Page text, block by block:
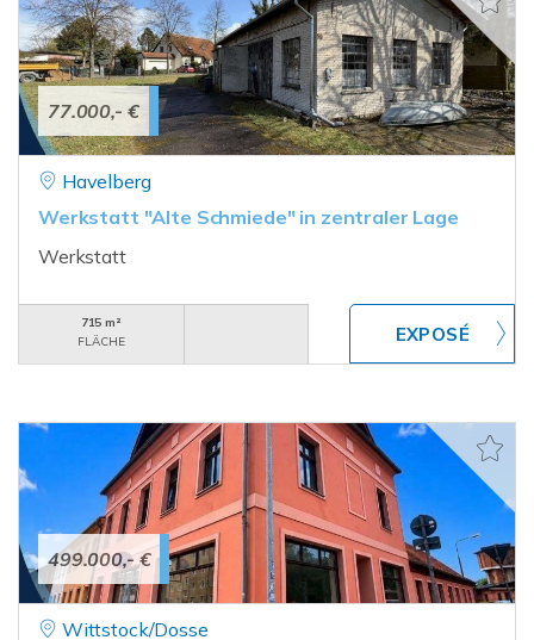
77.000,- €
Havelberg
Werkstatt "Alte Schmiede" in zentraler Lage
Werkstatt
715 m²
FLÄCHE
499.000,- €
Wittstock/Dosse